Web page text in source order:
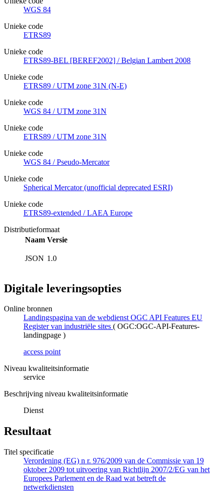
WGS 84
Unieke code
ETRS89
Unieke code
ETRS89-BEL [BEREF2002] / Belgian Lambert 2008
Unieke code
ETRS89 / UTM zone 31N (N-E)
Unieke code
WGS 84 / UTM zone 31N
Unieke code
ETRS89 / UTM zone 31N
Unieke code
WGS 84 / Pseudo-Mercator
Unieke code
Spherical Mercator (unofficial deprecated ESRI)
Unieke code
ETRS89-extended / LAEA Europe
Distributieformaat
Naam Versie
JSON 1.0
Digitale leveringsopties
Online bronnen
Landingspagina van de webdienst OGC API Features EU
Register van industriële sites ( OGC:OGC-API-Features-
landingpage )
access point
Niveau kwaliteitsinformatie
service
Beschrijving niveau kwaliteitsinformatie
Dienst
Resultaat
Titel specificatie
Verordening (EG) n r. 976/2009 van de Commissie van 19
oktober 2009 tot uitvoering van Richtlijn 2007/2/EG van het
Europees Parlement en de Raad wat betreft de
netwerkdiensten